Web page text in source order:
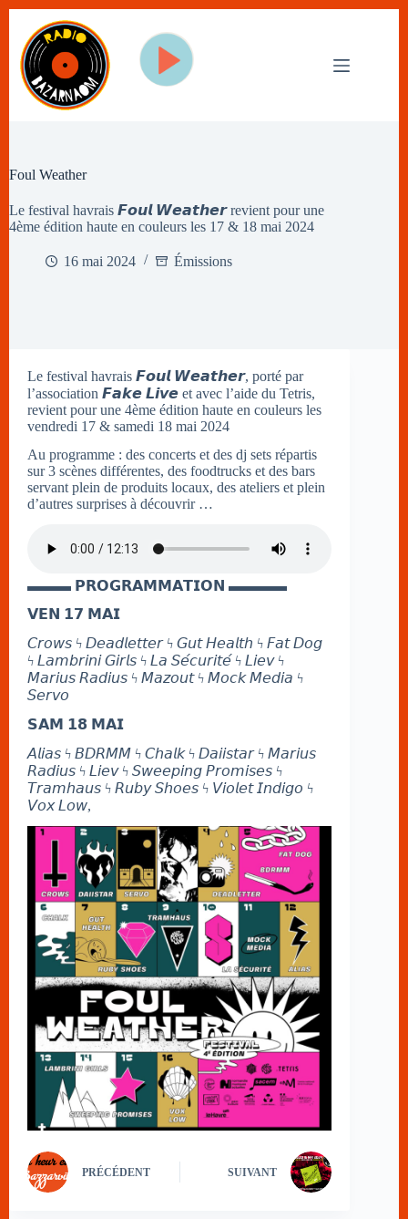
contenu
Foul Weather
Le festival havrais 𝙁𝙤𝙪𝙡 𝙒𝙚𝙖𝙩𝙝𝙚𝙧 revient pour une
4ème édition haute en couleurs les 17 & 18 mai 2024
16 mai 2024 Émissions
Le festival havrais 𝙁𝙤𝙪𝙡 𝙒𝙚𝙖𝙩𝙝𝙚𝙧, porté par
l’association 𝙁𝙖𝙠𝙚 𝙇𝙞𝙫𝙚 et avec l’aide du Tetris,
revient pour une 4ème édition haute en couleurs les
vendredi 17 & samedi 18 mai 2024
Au programme : des concerts et des dj sets répartis
sur 3 scènes différentes, des foodtrucks et des bars
servant plein de produits locaux, des ateliers et plein
d’autres surprises à découvrir …
▬▬▬ 𝗣𝗥𝗢𝗚𝗥𝗔𝗠𝗠𝗔𝗧𝗜𝗢𝗡 ▬▬▬▬
𝗩𝗘𝗡 𝟭𝟳 𝗠𝗔𝗜
𝘊𝘳𝘰𝘸𝘴 ϟ 𝘋𝘦𝘢𝘥𝘭𝘦𝘵𝘵𝘦𝘳 ϟ 𝘎𝘶𝘵 𝘏𝘦𝘢𝘭𝘵𝘩 ϟ 𝘍𝘢𝘵 𝘋𝘰𝘨
ϟ 𝘓𝘢𝘮𝘣𝘳𝘪𝘯𝘪 𝘎𝘪𝘳𝘭𝘴 ϟ 𝘓𝘢 𝘚𝘦́𝘤𝘶𝘳𝘪𝘵𝘦́ ϟ 𝘓𝘪𝘦𝘷 ϟ
𝘔𝘢𝘳𝘪𝘶𝘴 𝘙𝘢𝘥𝘪𝘶𝘴 ϟ 𝘔𝘢𝘻𝘰𝘶𝘵 ϟ 𝘔𝘰𝘤𝘬 𝘔𝘦𝘥𝘪𝘢 ϟ
𝘚𝘦𝘳𝘷𝘰
𝗦𝗔𝗠 𝟭𝟴 𝗠𝗔𝗜
𝘈𝘭𝘪𝘢𝘴 ϟ 𝘉𝘋𝘙𝘔𝘔 ϟ 𝘊𝘩𝘢𝘭𝘬 ϟ 𝘋𝘢𝘪𝘪𝘴𝘵𝘢𝘳 ϟ 𝘔𝘢𝘳𝘪𝘶𝘴
𝘙𝘢𝘥𝘪𝘶𝘴 ϟ 𝘓𝘪𝘦𝘷 ϟ 𝘚𝘸𝘦𝘦𝘱𝘪𝘯𝘨 𝘗𝘳𝘰𝘮𝘪𝘴𝘦𝘴 ϟ
𝘛𝘳𝘢𝘮𝘩𝘢𝘶𝘴 ϟ 𝘙𝘶𝘣𝘺 𝘚𝘩𝘰𝘦𝘴 ϟ 𝘝𝘪𝘰𝘭𝘦𝘵 𝘐𝘯𝘥𝘪𝘨𝘰 ϟ
𝘝𝘰𝘹 𝘓𝘰𝘸,
PRÉCÉDENT SUIVANT